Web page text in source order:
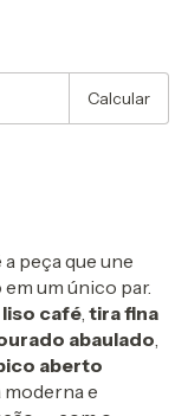
Calcular
a peça que une
um único par.
café, tira fina
abaulado,
aberto
moderna e